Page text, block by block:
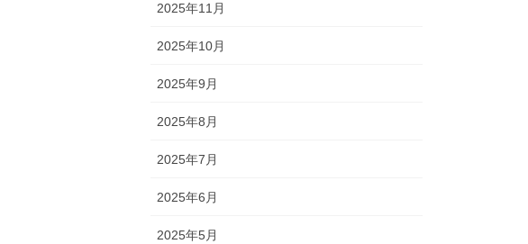
2025年11月
2025年10月
2025年9月
2025年8月
2025年7月
2025年6月
2025年5月